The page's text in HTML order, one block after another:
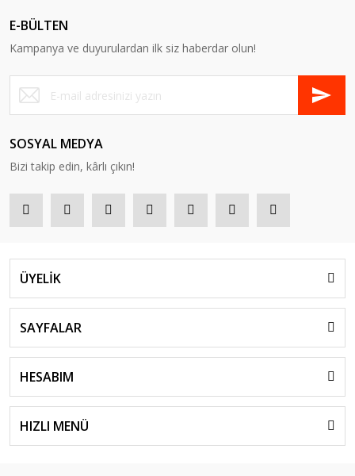
E-BÜLTEN
Kampanya ve duyurulardan ilk siz haberdar olun!
SOSYAL MEDYA
Bizi takip edin, kârlı çıkın!
ÜYELİK
SAYFALAR
HESABIM
HIZLI MENÜ